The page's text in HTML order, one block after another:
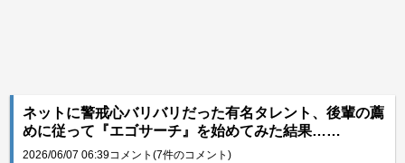
ネットに警戒心バリバリだった有名タレント、後輩の薦
めに従って『エゴサーチ』を始めてみた結果……
2026/06/07 06:39コメント(7件のコメント)